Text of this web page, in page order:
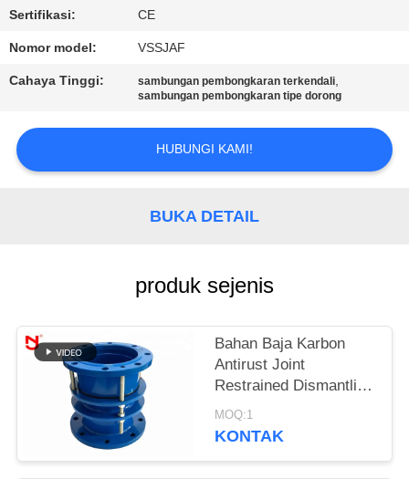
HUBUNGI
KAMI
BERITA
PENAWARAN
KEBIJAKAN
PRIVASI
Sertifikasi: CE
Nomor model: VSSJAF
Cahaya Tinggi: sambungan pembongkaran terkendali,
sambungan pembongkaran tipe dorong
HUBUNGI KAMI!
BUKA DETAIL
produk sejenis
Bahan Baja Karbon
Antirust Joint
Restrained Dismantling
Joint Dengan Mur Baut
MOQ:1
KONTAK